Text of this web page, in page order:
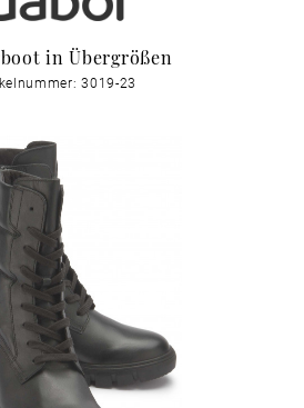
in Übergrößen
3019-23